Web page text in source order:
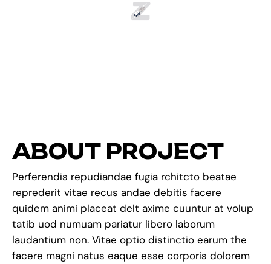
ABOUT PROJECT
Perferendis repudiandae fugia rchitcto beatae
reprederit vitae recus andae debitis facere
quidem animi placeat delt axime cuuntur at volup
tatib uod numuam pariatur libero laborum
laudantium non. Vitae optio distinctio earum the
facere magni natus eaque esse corporis dolorem